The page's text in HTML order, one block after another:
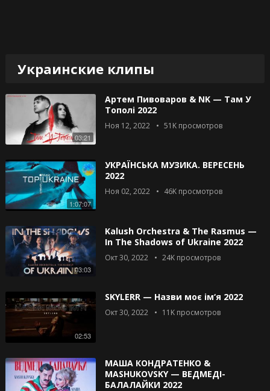
Украинские клипы
03:21
Артем Пивоваров & NK — Там У
Тополі 2022
Ноя 12, 2022 51Kпросмотров
1:07:07
УКРАЇНСЬКА МУЗИКА. ВЕРЕСЕНЬ
2022
Ноя 02, 2022 46Kпросмотров
03:03
Kalush Orchestra & The Rasmus —
In The Shadows of Ukraine 2022
Окт 30, 2022 24Kпросмотров
02:53
SKYLERR — Назви моє ім‘я 2022
Окт 30, 2022 11Kпросмотров
МАША КОНДРАТЕНКО &
MASHUKOVSKY — ВЕДМЕДІ-
БАЛАЛАЙКИ 2022